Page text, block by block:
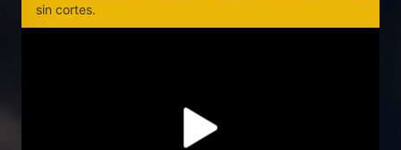
sin cortes.